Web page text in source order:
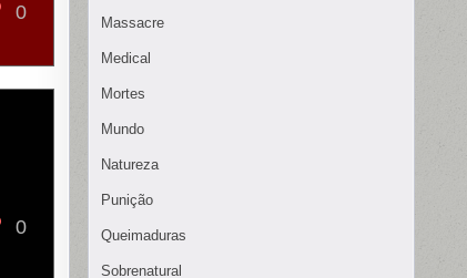
0
0
Massacre
Medical
Mortes
Mundo
Natureza
Punição
Queimaduras
Sobrenatural